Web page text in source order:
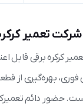
تعمیر
کرکره برقی قابل
بهره‌گیری از
حضور دائم